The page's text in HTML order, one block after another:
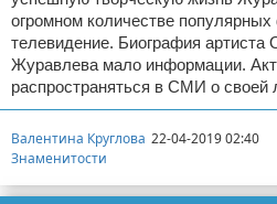
огромном количестве
телевидение. Биография артиста
Журавлева мало информации.
распространяться в СМИ о своей
Валентина Круглова 22-04-2019 02:40
Знаменитости